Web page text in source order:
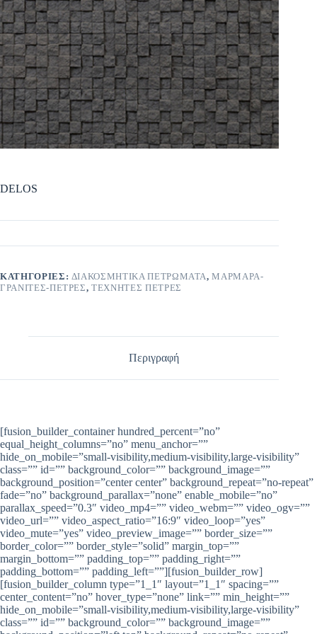
DELOS
ΚΑΤΗΓΟΡΊΕΣ: ΔΙΑΚΟΣΜΗΤΙΚΑ ΠΕΤΡΩΜΑΤΑ,ΜΑΡΜΑΡΑ-
ΓΡΑΝΙΤΕΣ-ΠΕΤΡΕΣ,ΤΕΧΝΗΤΕΣ ΠΕΤΡΕΣ
Περιγραφή
[fusion_builder_container hundred_percent=”no”
equal_height_columns=”no” menu_anchor=””
hide_on_mobile=”small-visibility,medium-visibility,large-visibility”
class=”” id=”” background_color=”” background_image=””
background_position=”center center” background_repeat=”no-repeat”
fade=”no” background_parallax=”none” enable_mobile=”no”
parallax_speed=”0.3″ video_mp4=”” video_webm=”” video_ogv=””
video_url=”” video_aspect_ratio=”16:9″ video_loop=”yes”
video_mute=”yes” video_preview_image=”” border_size=””
border_color=”” border_style=”solid” margin_top=””
margin_bottom=”” padding_top=”” padding_right=””
padding_bottom=”” padding_left=””][fusion_builder_row]
[fusion_builder_column type=”1_1″ layout=”1_1″ spacing=””
center_content=”no” hover_type=”none” link=”” min_height=””
hide_on_mobile=”small-visibility,medium-visibility,large-visibility”
class=”” id=”” background_color=”” background_image=””